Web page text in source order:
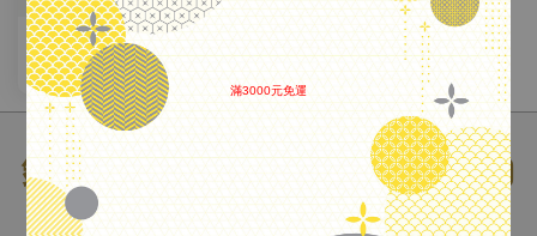
滿3000元免運
德國 Kaweco Al Sport 鋼筆 銀色
NT$ 1,680
鋼筆工作室 (日本鋼筆專賣店)
© 2026 PEN STORE.